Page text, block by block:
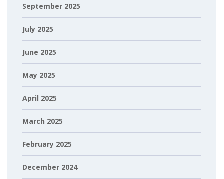
September 2025
July 2025
June 2025
May 2025
April 2025
March 2025
February 2025
December 2024